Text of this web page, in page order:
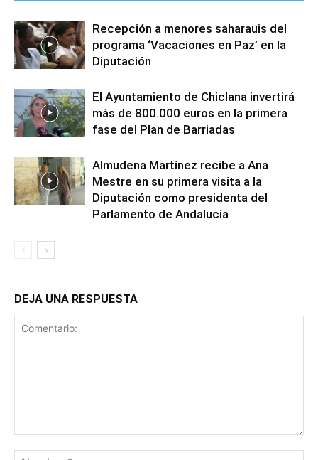
Recepción a menores saharauis del
programa ‘Vacaciones en Paz’ en la
Diputación
El Ayuntamiento de Chiclana invertirá
más de 800.000 euros en la primera
fase del Plan de Barriadas
Almudena Martínez recibe a Ana
Mestre en su primera visita a la
Diputación como presidenta del
Parlamento de Andalucía
DEJA UNA RESPUESTA